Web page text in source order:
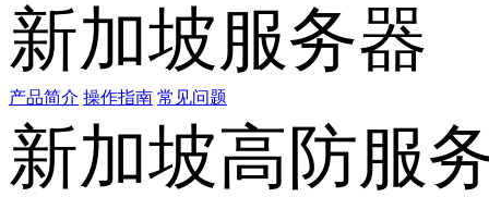
新加坡服务器
产品简介 操作指南 常见问题
新加坡高防服